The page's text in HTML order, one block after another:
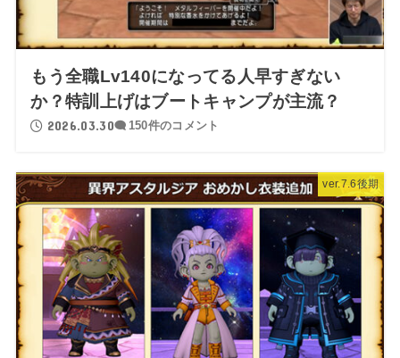
もう全職Lv140になってる人早すぎない
か？特訓上げはブートキャンプが主流？
2026.03.30 150件のコメント
ver.7.6後期